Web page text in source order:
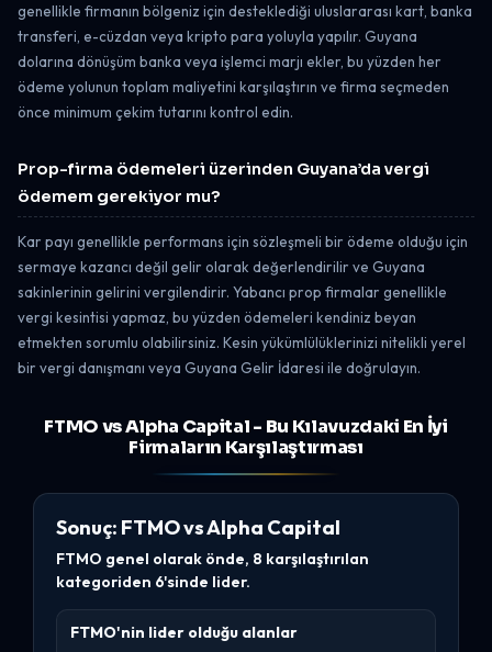
genellikle firmanın bölgeniz için desteklediği uluslararası kart, banka
transferi, e-cüzdan veya kripto para yoluyla yapılır. Guyana
dolarına dönüşüm banka veya işlemci marjı ekler, bu yüzden her
ödeme yolunun toplam maliyetini karşılaştırın ve firma seçmeden
önce minimum çekim tutarını kontrol edin.
Prop-firma ödemeleri üzerinden Guyana’da vergi
ödemem gerekiyor mu?
Kar payı genellikle performans için sözleşmeli bir ödeme olduğu için
sermaye kazancı değil gelir olarak değerlendirilir ve Guyana
sakinlerinin gelirini vergilendirir. Yabancı prop firmalar genellikle
vergi kesintisi yapmaz, bu yüzden ödemeleri kendiniz beyan
etmekten sorumlu olabilirsiniz. Kesin yükümlülüklerinizi nitelikli yerel
bir vergi danışmanı veya Guyana Gelir İdaresi ile doğrulayın.
FTMO vs Alpha Capital - Bu Kılavuzdaki En İyi
Firmaların Karşılaştırması
Sonuç: FTMO vs Alpha Capital
FTMO genel olarak önde, 8 karşılaştırılan
kategoriden 6'sinde lider.
FTMO'nin lider olduğu alanlar